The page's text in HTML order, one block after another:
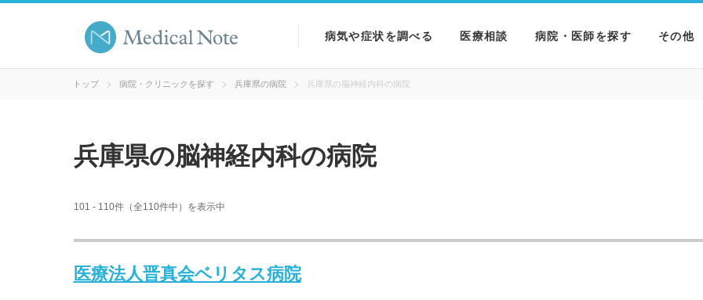
病気や症状を調べる
検査を調べる
医療相談 病院・医師を探す その他
トップ 病院・クリニックを探す 兵庫県の病院 兵庫県の脳神経内科の病院
兵庫県の脳神経内科の病院
101 - 110件（全110件中）を表示中
医療法人晋真会ベリタス病院